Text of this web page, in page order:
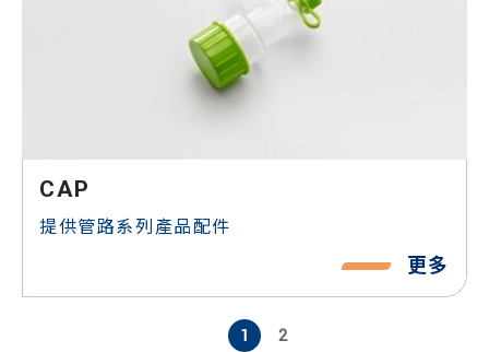
CAP
提供管路系列產品配件
更多
1 2